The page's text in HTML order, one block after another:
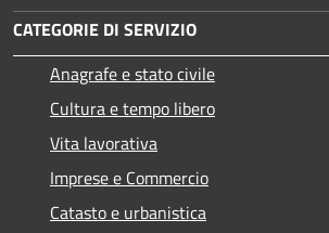
CATEGORIE DI SERVIZIO
Anagrafe e stato civile
Cultura e tempo libero
Vita lavorativa
Imprese e Commercio
Catasto e urbanistica